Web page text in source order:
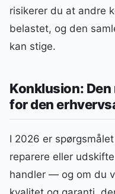
risikerer du at andre
belastet, og den
kan stige.
Konklusion:
for den
I 2026 er
reparere eller
handler — og om du